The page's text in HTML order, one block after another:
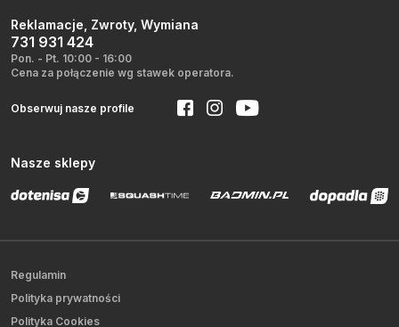
Reklamacje, Zwroty, Wymiana
731 931 424
Pon. - Pt. 10:00 - 16:00
Cena za połączenie wg stawek operatora.
Obserwuj nasze profile
Nasze sklepy
Regulamin
Polityka prywatności
Polityka Cookies